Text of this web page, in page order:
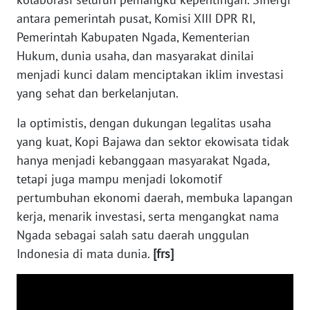
antara pemerintah pusat, Komisi XIII DPR RI,
Pemerintah Kabupaten Ngada, Kementerian
Hukum, dunia usaha, dan masyarakat dinilai
menjadi kunci dalam menciptakan iklim investasi
yang sehat dan berkelanjutan.
Ia optimistis, dengan dukungan legalitas usaha
yang kuat, Kopi Bajawa dan sektor ekowisata tidak
hanya menjadi kebanggaan masyarakat Ngada,
tetapi juga mampu menjadi lokomotif
pertumbuhan ekonomi daerah, membuka lapangan
kerja, menarik investasi, serta mengangkat nama
Ngada sebagai salah satu daerah unggulan
Indonesia di mata dunia. [frs]
WN
KALTENG
KALTARA
WN
KALSEL
WN
KALTIM
WN
SULSEL